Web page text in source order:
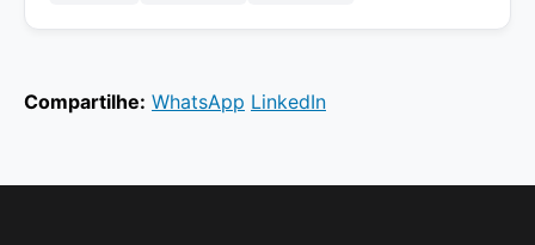
Compartilhe: WhatsApp LinkedIn